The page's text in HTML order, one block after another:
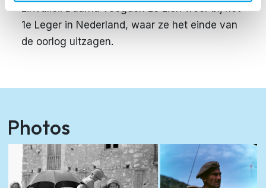
Lirivallei. Daarna voegden ze zich weer bij het
1e Leger in Nederland, waar ze het einde van
de oorlog uitzagen.
Photos